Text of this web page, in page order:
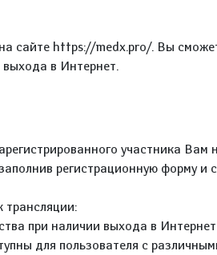
сайте https://medx.pro/. Вы
выхода в Интернет.
участника Вам
регистрационную форму и
трансляции:
при наличии выхода в Интернет
для пользователя с